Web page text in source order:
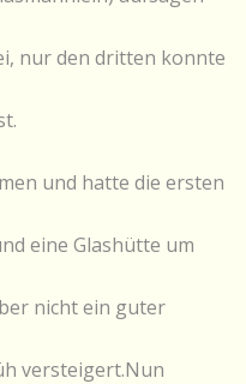
nur den dritten konnte
und hatte die ersten
eine Glashütte um
nicht ein guter
versteigert.Nun